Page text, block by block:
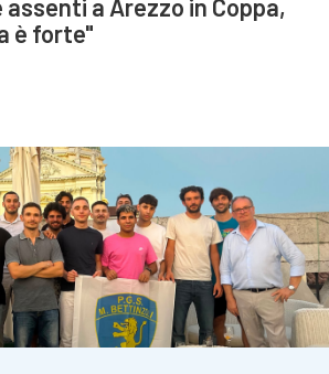
a Arezzo in Coppa,
è forte"